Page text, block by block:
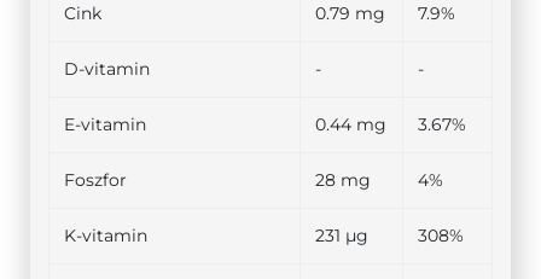
Cink 0.79 mg 7.9%
D-vitamin - -
E-vitamin 0.44 mg 3.67%
Foszfor 28 mg 4%
K-vitamin 231 µg 308%